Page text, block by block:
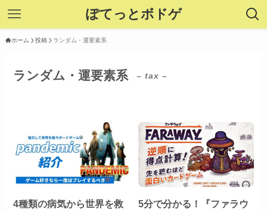
ぽてっとボドゲ
ホーム 投稿 ランダム・運要素系
ランダム・運要素系 – tax –
4種類の病気から世界を救
5分で分かる！『ファラウ